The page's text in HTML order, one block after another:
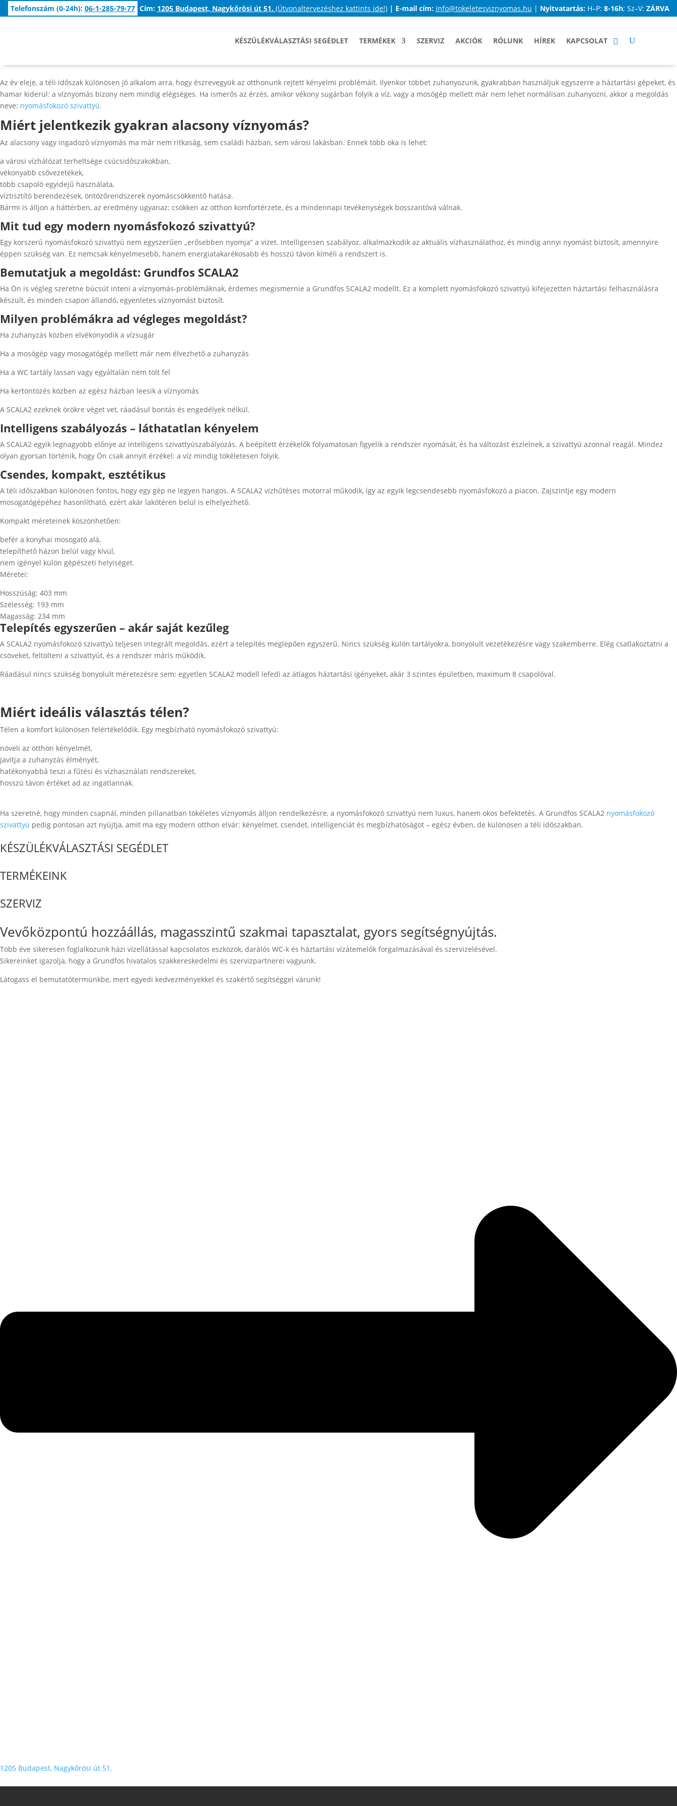
Telefonszám (0-24h): 06-1-285-79-77 Cím: 1205 Budapest, Nagykőrösi út 51.(Útvonaltervezéshez kattints ide!) | E-mail cím: info@tokeletesviznyomas.hu | Nyitvatartás:H–P: 8-16h; Sz–V: ZÁRVA
KÉSZÜLÉKVÁLASZTÁSI SEGÉDLET TERMÉKEK SZERVIZ AKCIÓK RÓLUNK HÍREK KAPCSOLAT
Az év eleje, a téli időszak különösen jó alkalom arra, hogy észrevegyük az otthonunk rejtett kényelmi problémáit. Ilyenkor többet zuhanyozunk, gyakrabban használjuk egyszerre a háztartási gépeket, és
hamar kiderül: a víznyomás bizony nem mindig elégséges. Ha ismerős az érzés, amikor vékony sugárban folyik a víz, vagy a mosógép mellett már nem lehet normálisan zuhanyozni, akkor a megoldás
neve: nyomásfokozó szivattyú.
Miért jelentkezik gyakran alacsony víznyomás?
Az alacsony vagy ingadozó víznyomás ma már nem ritkaság, sem családi házban, sem városi lakásban. Ennek több oka is lehet:
a városi vízhálózat terheltsége csúcsidőszakokban,
vékonyabb csővezetékek,
több csapoló egyidejű használata,
víztisztító berendezések, öntözőrendszerek nyomáscsökkentő hatása.
Bármi is álljon a háttérben, az eredmény ugyanaz: csökken az otthon komfortérzete, és a mindennapi tevékenységek bosszantóvá válnak.
Mit tud egy modern nyomásfokozó szivattyú?
Egy korszerű nyomásfokozó szivattyú nem egyszerűen „erősebben nyomja” a vizet. Intelligensen szabályoz, alkalmazkodik az aktuális vízhasználathoz, és mindig annyi nyomást biztosít, amennyire
éppen szükség van. Ez nemcsak kényelmesebb, hanem energiatakarékosabb és hosszú távon kíméli a rendszert is.
Bemutatjuk a megoldást: Grundfos SCALA2
Ha Ön is végleg szeretne búcsút inteni a víznyomás-problémáknak, érdemes megismernie a Grundfos SCALA2 modellt. Ez a komplett nyomásfokozó szivattyú kifejezetten háztartási felhasználásra
készült, és minden csapon állandó, egyenletes víznyomást biztosít.
Milyen problémákra ad végleges megoldást?
Ha zuhanyzás közben elvékonyodik a vízsugár
Ha a mosógép vagy mosogatógép mellett már nem élvezhető a zuhanyzás
Ha a WC tartály lassan vagy egyáltalán nem tölt fel
Ha kertöntözés közben az egész házban leesik a víznyomás
A SCALA2 ezeknek örökre véget vet, ráadásul bontás és engedélyek nélkül.
Intelligens szabályozás – láthatatlan kényelem
A SCALA2 egyik legnagyobb előnye az intelligens szivattyúszabályozás. A beépített érzékelők folyamatosan figyelik a rendszer nyomását, és ha változást észlelnek, a szivattyú azonnal reagál. Mindez
olyan gyorsan történik, hogy Ön csak annyit érzékel: a víz mindig tökéletesen folyik.
Csendes, kompakt, esztétikus
A téli időszakban különösen fontos, hogy egy gép ne legyen hangos. A SCALA2 vízhűtéses motorral működik, így az egyik legcsendesebb nyomásfokozó a piacon. Zajszintje egy modern
mosogatógépéhez hasonlítható, ezért akár lakótéren belül is elhelyezhető.
Kompakt méreteinek köszönhetően:
befér a konyhai mosogató alá,
telepíthető házon belül vagy kívül,
nem igényel külön gépészeti helyiséget.
Méretei:
Hosszúság: 403 mm
Szélesség: 193 mm
Magasság: 234 mm
Telepítés egyszerűen – akár saját kezűleg
A SCALA2 nyomásfokozó szivattyú teljesen integrált megoldás, ezért a telepítés meglepően egyszerű. Nincs szükség külön tartályokra, bonyolult vezetékezésre vagy szakemberre. Elég csatlakoztatni a
csöveket, feltölteni a szivattyút, és a rendszer máris működik.
Ráadásul nincs szükség bonyolult méretezésre sem: egyetlen SCALA2 modell lefedi az átlagos háztartási igényeket, akár 3 szintes épületben, maximum 8 csapolóval.
Miért ideális választás télen?
Télen a komfort különösen felértékelődik. Egy megbízható nyomásfokozó szivattyú:
növeli az otthon kényelmét,
javítja a zuhanyzás élményét,
hatékonyabbá teszi a fűtési és vízhasználati rendszereket,
hosszú távon értéket ad az ingatlannak.
Ha szeretné, hogy minden csapnál, minden pillanatban tökéletes víznyomás álljon rendelkezésre, a nyomásfokozó szivattyú nem luxus, hanem okos befektetés. A Grundfos SCALA2 nyomásfokozó
szivattyú pedig pontosan azt nyújtja, amit ma egy modern otthon elvár: kényelmet, csendet, intelligenciát és megbízhatóságot – egész évben, de különösen a téli időszakban.
KÉSZÜLÉKVÁLASZTÁSI SEGÉDLET
TERMÉKEINK
SZERVIZ
Vevőközpontú hozzáállás, magasszintű szakmai tapasztalat, gyors segítségnyújtás.
Több éve sikeresen foglalkozunk házi vízellátással kapcsolatos eszközök, darálós WC-k és háztartási vízátemelők forgalmazásával és szervizelésével.
Sikereinket igazolja, hogy a Grundfos hivatalos szakkereskedelmi és szervizpartnerei vagyunk.
Látogass el bemutatótermünkbe, mert egyedi kedvezményekkel és szakértő segítséggel várunk!
1205 Budapest, Nagykőrösi út 51.